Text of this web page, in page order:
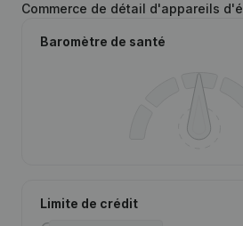
Commerce de détail d'appareils
Baromètre de santé
Limite de crédit